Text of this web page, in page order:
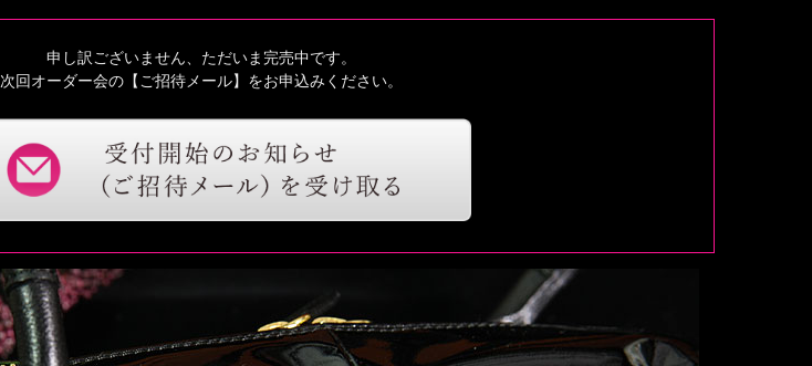
申し訳ございません、ただいま完売中です。
次回オーダー会の【ご招待メール】をお申込みください。